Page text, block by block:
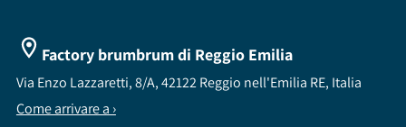
Factory brumbrum di Reggio Emilia
Via Enzo Lazzaretti, 8/A, 42122 Reggio nell'Emilia RE, Italia
Come arrivare a ›